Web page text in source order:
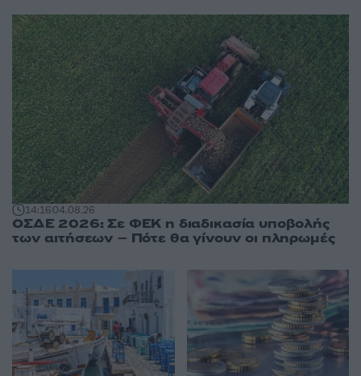
14:1604.08.26
ΟΣΔΕ 2026: Σε ΦΕΚ η διαδικασία υποβολής
των αιτήσεων – Πότε θα γίνουν οι πληρωμές